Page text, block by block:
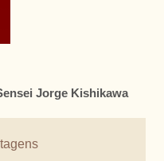
Jorge Kishikawa